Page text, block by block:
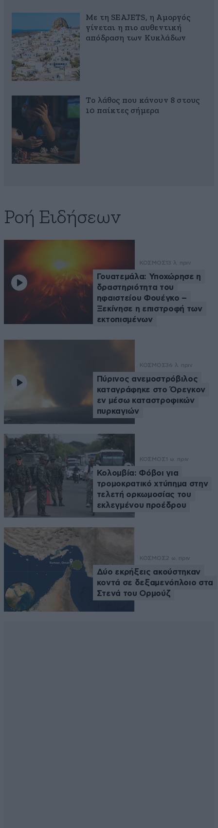
Με τη SEAJETS, η Αμοργός
γίνεται η πιο αυθεντική
απόδραση των Κυκλάδων
Το λάθος που κάνουν 8 στους
10 παίκτες σήμερα
Ροή Ειδήσεων
ΚΟΣΜΟΣ 13 λ. πριν
Γουατεμάλα: Υποχώρησε η
δραστηριότητα του
ηφαιστείου Φουέγκο –
Ξεκίνησε η επιστροφή των
εκτοπισμένων
ΚΟΣΜΟΣ36 λ. πριν
Πύρινος ανεμοστρόβιλος
καταγράφηκε στο Όρεγκον
εν μέσω καταστροφικών
πυρκαγιών
ΚΟΣΜΟΣ 1 ω. πριν
Κολομβία: Φόβοι για
τρομοκρατικό χτύπημα στην
τελετή ορκωμοσίας του
εκλεγμένου προέδρου
ΚΟΣΜΟΣ2 ω. πριν
Δύο εκρήξεις ακούστηκαν
κοντά σε δεξαμενόπλοιο στα
Στενά του Ορμούζ